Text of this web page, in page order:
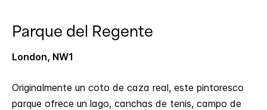
Parque del Regente
London, NW1
Originalmente un coto de caza real, este pintoresco
parque ofrece un lago, canchas de tenis, campo de